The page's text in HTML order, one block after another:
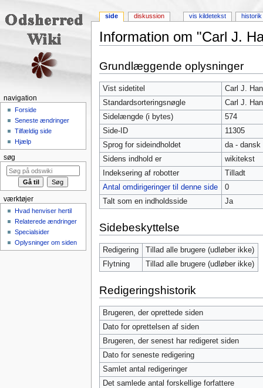
Information om "Carl J.
Grundlæggende oplysninger
Vist sidetitel
Carl J.
Standardsorteringsnøgle
Carl J.
Sidelængde (i bytes)
574
Side-ID
11305
Sprog for sideindholdet
da - dansk
Sidens indhold er
wikitekst
Indeksering af robotter
Tilladt
Antal omdirigeringer til denne side
0
Talt som en indholdsside
Ja
Sidebeskyttelse
Redigering
Tillad alle brugere (udløber ikke)
Flytning
Tillad alle brugere (udløber ikke)
Redigeringshistorik
Brugeren, der oprettede siden
Dato for oprettelsen af siden
Brugeren, der senest har redigeret siden
Dato for seneste redigering
Samlet antal redigeringer
Det samlede antal forskellige forfattere
side diskussion vis kildetekst historik
navigation
Forside
Seneste ændringer
Tilfældig side
Hjælp
søg
værktøjer
Hvad henviser hertil
Relaterede ændringer
Specialsider
Oplysninger om siden